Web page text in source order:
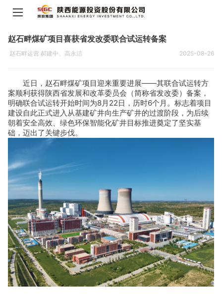
赵石畔煤矿项目喜获省发改委联合试运转备案
赵石畔运营 郝建中、高永洁 2025-08-26
近日，赵石畔煤矿项目迎来重要进展——其联合试运转方
案顺利获得陕西省发展和改革委员会（简称省发改委）备案，
明确联合试运转开始时间为8月22日，历时6个月。标志着项目
建设自此正式进入从基建矿井向生产矿井的过渡阶段，为后续
朝着安全高效、绿色环保智能化矿井目标推进奠定了坚实基
础，迈出了关键步伐。